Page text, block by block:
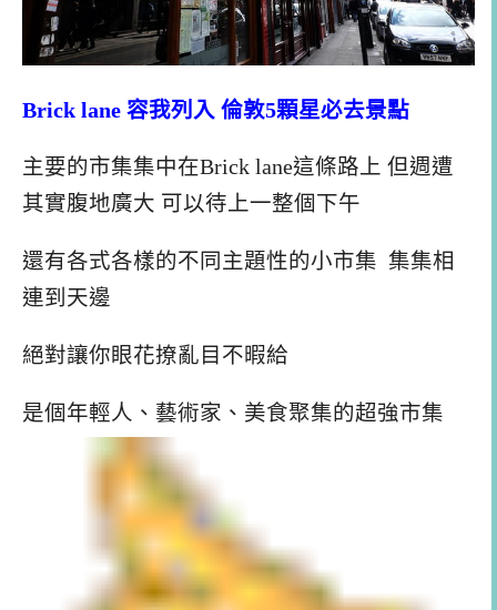
Brick lane 容我列入 倫敦5顆星必去景點
主要的市集集中在Brick lane這條路上 但週遭
其實腹地廣大 可以待上一整個下午
還有各式各樣的不同主題性的小市集 集集相
連到天邊
絕對讓你眼花撩亂目不暇給
是個年輕人、藝術家、美食聚集的超強市集